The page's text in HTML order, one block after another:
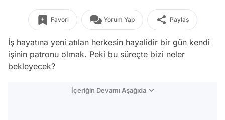
Favori Yorum Yap Paylaş
İş hayatına yeni atılan herkesin hayalidir bir gün kendi
işinin patronu olmak. Peki bu süreçte bizi neler
bekleyecek?
İçeriğin Devamı Aşağıda